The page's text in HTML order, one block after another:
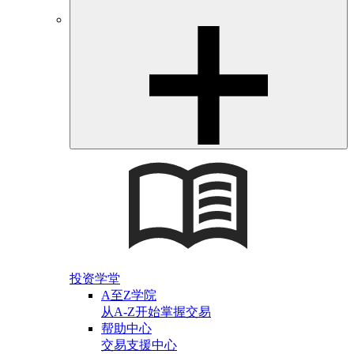
投资学堂
A至Z学院
从A-Z开始掌握交易
帮助中心
交易支援中心